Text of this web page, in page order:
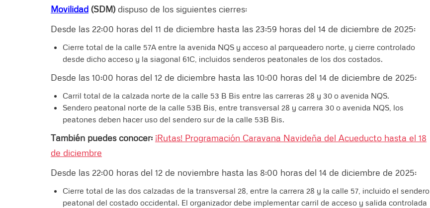
Movilidad (SDM) dispuso de los siguientes cierres:
Desde las 22:00 horas del 11 de diciembre hasta las 23:59 horas del 14 de diciembre de 2025:
Cierre total de la calle 57A entre la avenida NQS y acceso al parqueadero norte, y cierre controlado
desde dicho acceso y la siagonal 61C, incluidos senderos peatonales de los dos costados.
Desde las 10:00 horas del 12 de diciembre hasta las 10:00 horas del 14 de diciembre de 2025:
Carril total de la calzada norte de la calle 53 B Bis entre las carreras 28 y 30 o avenida NQS.
Sendero peatonal norte de la calle 53B Bis, entre transversal 28 y carrera 30 o avenida NQS, los
peatones deben hacer uso del sendero sur de la calle 53B Bis.
También puedes conocer: ¡Rutas! Programación Caravana Navideña del Acueducto hasta el 18
de diciembre
Desde las 22:00 horas del 12 de noviembre hasta las 8:00 horas del 14 de diciembre de 2025:
Cierre total de las dos calzadas de la transversal 28, entre la carrera 28 y la calle 57, incluido el sendero
peatonal del costado occidental. El organizador debe implementar carril de acceso y salida controlada